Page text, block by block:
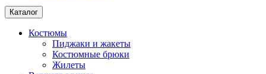
Каталог
Костюмы
Пиджаки и жакеты
Костюмные брюки
Жилеты